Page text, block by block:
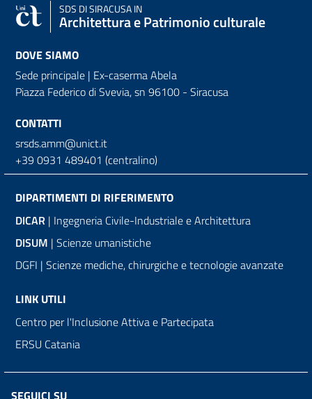
SDS DI SIRACUSA IN
Architettura e Patrimonio culturale
DOVE SIAMO
Sede principale | Ex-caserma Abela
Piazza Federico di Svevia, sn 96100 - Siracusa
CONTATTI
srsds.amm@unict.it
+39 0931 489401 (centralino)
DIPARTIMENTI DI RIFERIMENTO
DICAR | Ingegneria Civile-Industriale e Architettura
DISUM | Scienze umanistiche
DGFI | Scienze mediche, chirurgiche e tecnologie avanzate
LINK UTILI
Centro per l'Inclusione Attiva e Partecipata
ERSU Catania
SEGUICI SU